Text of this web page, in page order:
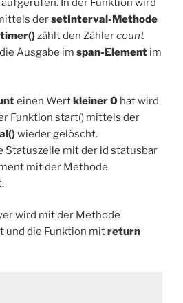
aufgerufen. In der Funktion wird
dersetInterval-Methode
timer()zählt den Zählercount
Ausgabe im span-Element im
einen Wertkleiner 0 hat wird
Funktion start() mittels der
wieder gelöscht.
Statuszeile mit der id statusbar
mit der Methode
wird mit der Methode
und die Funktion mitreturn